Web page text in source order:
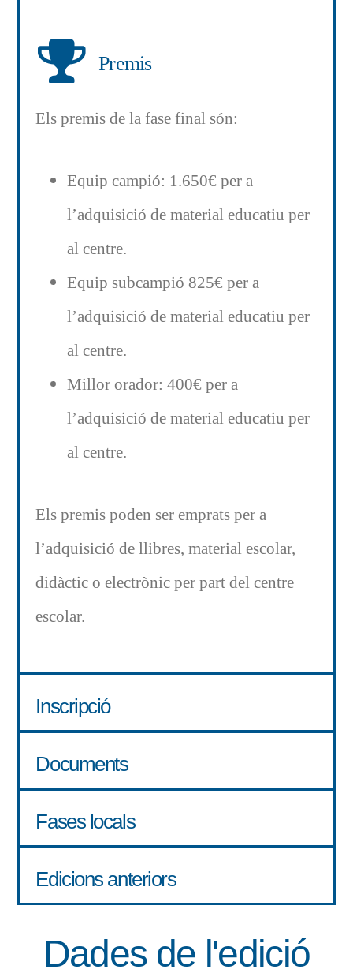
Premis
Els premis de la fase final són:
Equip campió: 1.650€ per a
l’adquisició de material educatiu per
al centre.
Equip subcampió 825€ per a
l’adquisició de material educatiu per
al centre.
Millor orador: 400€ per a
l’adquisició de material educatiu per
al centre.
Els premis poden ser emprats per a
l’adquisició de llibres, material escolar,
didàctic o electrònic per part del centre
escolar.
Inscripció
Documents
Fases locals
Edicions anteriors
Dades de l'edició